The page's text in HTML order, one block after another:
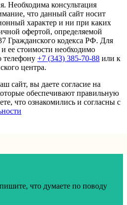
Необходима консультация
что данный сайт носит
характер и ни при каких
офертой, определяемой
Гражданского кодекса РФ. Для
ее стоимости необходимо
телефону +7 (343) 385-70-88 или к
центра.
сайт, вы даете согласие на
обеспечивают правильную
что ознакомились и согласны с
что думаете по поводу